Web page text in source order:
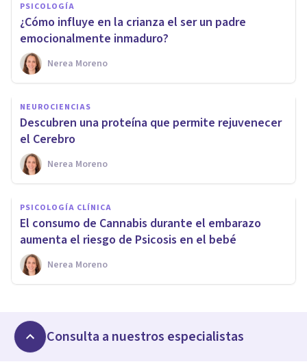
PSICOLOGÍA
¿Cómo influye en la crianza el ser un padre
emocionalmente inmaduro?
Nerea Moreno
NEUROCIENCIAS
Descubren una proteína que permite rejuvenecer
el Cerebro
Nerea Moreno
PSICOLOGÍA CLÍNICA
El consumo de Cannabis durante el embarazo
aumenta el riesgo de Psicosis en el bebé
Nerea Moreno
Consulta a nuestros especialistas